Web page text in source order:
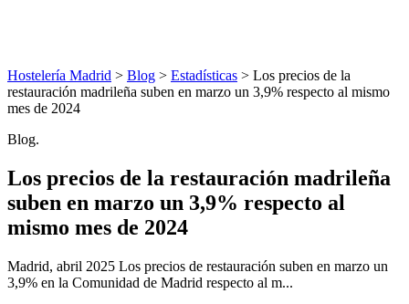
Hostelería Madrid > Blog > Estadísticas > Los precios de la
restauración madrileña suben en marzo un 3,9% respecto al mismo
mes de 2024
Blog.
Los precios de la restauración madrileña
suben en marzo un 3,9% respecto al
mismo mes de 2024
Madrid, abril 2025 Los precios de restauración suben en marzo un
3,9% en la Comunidad de Madrid respecto al m...